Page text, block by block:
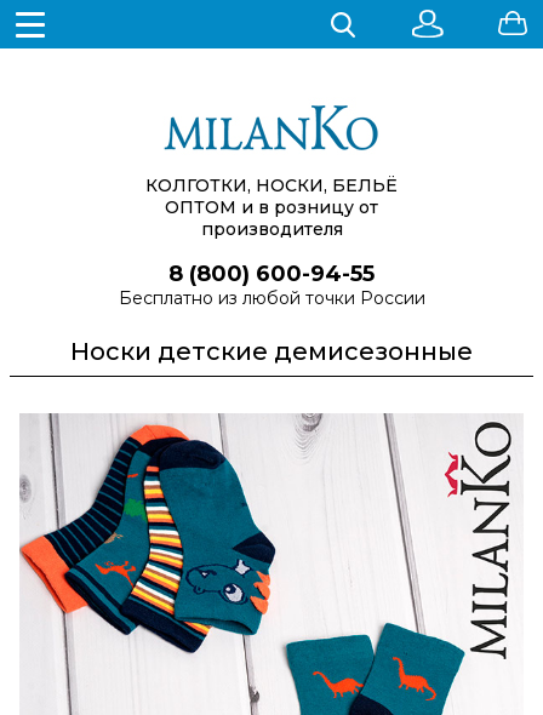
КОЛГОТКИ, НОСКИ, БЕЛЬЁ
ОПТОМ и в розницу от
производителя
8 (800) 600-94-55
Бесплатно из любой точки России
Носки детские демисезонные